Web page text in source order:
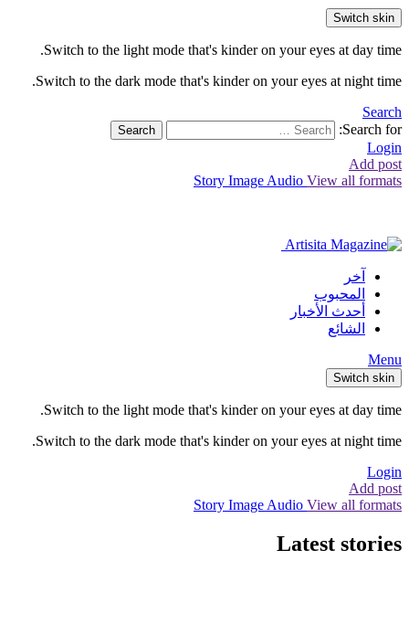
Switch skin
Switch to the light mode that's kinder on your eyes at day time.
Switch to the dark mode that's kinder on your eyes at night time.
Search
Search for:
Search
Login
Add post
Story Image Audio View all formats
آخر
المحبوب
أحدث الأخبار
الشائع
Menu
Switch skin
Switch to the light mode that's kinder on your eyes at day time.
Switch to the dark mode that's kinder on your eyes at night time.
Login
Add post
Story Image Audio View all formats
Latest stories